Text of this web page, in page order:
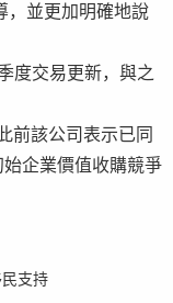
，並更加明確地說
度交易更新，與之
前該公司表示已同
企業價值收購競爭
支持